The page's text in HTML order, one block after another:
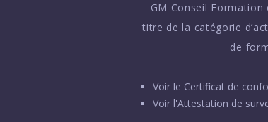
GM Conseil
titre de la catégorie
de
Voir le Certificat de
Voir l'Attestation de